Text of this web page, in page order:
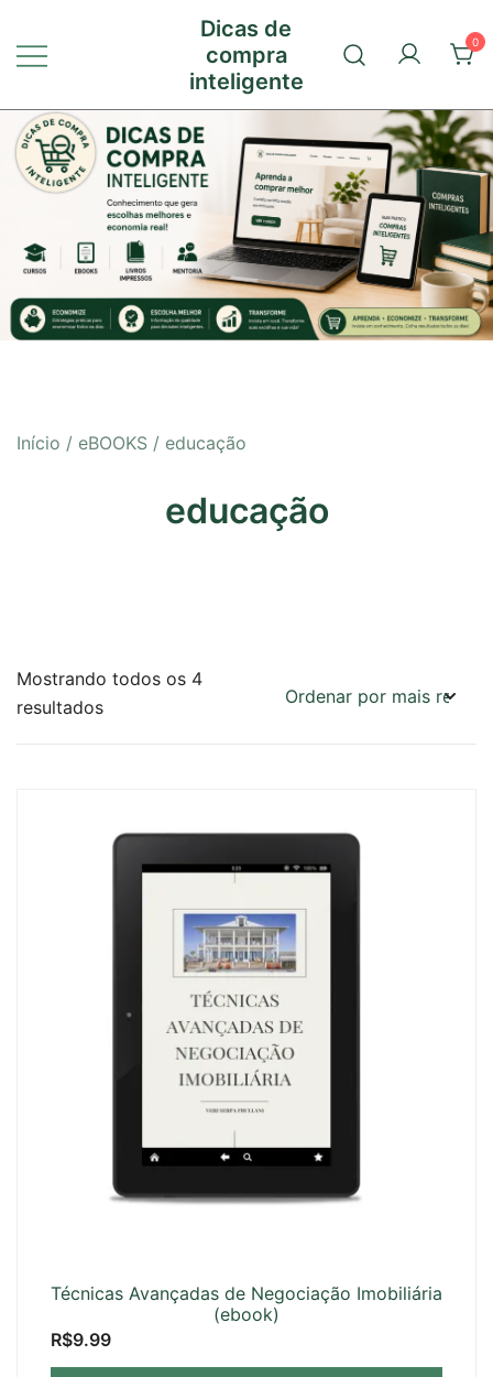
para
conteúdo
Dicas de
compra
inteligente
0
Início / eBOOKS / educação
educação
Mostrando todos os 4
resultadosClassificado
Técnicas Avançadas de Negociação Imobiliária
(ebook)
R$9.99